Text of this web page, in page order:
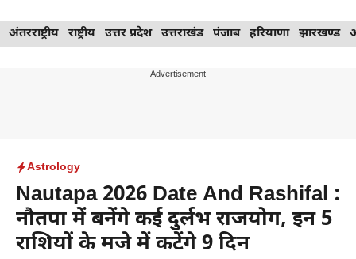
Skip
to
अंतरराष्ट्रीय राष्ट्रीय उत्तर प्रदेश उत्तराखंड पंजाब हरियाणा झारखण्ड
---Advertisement---
Astrology
Nautapa 2026 Date And Rashifal :
नौतपा में बनेंगे कई दुर्लभ राजयोग, इन 5
राशियों के मजे में कटेंगे 9 दिन